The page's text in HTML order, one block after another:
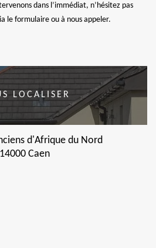
dans l’immédiat, n’hésitez pas
le formulaire ou à nous appeler.
LOCALISER
d'Afrique du Nord
14000 Caen